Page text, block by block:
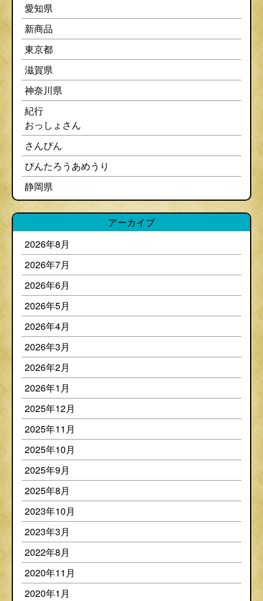
愛知県
新商品
東京都
滋賀県
神奈川県
紀行
おっしょさん
さんぴん
ぴんたろうあめうり
静岡県
アーカイブ
2026年8月
2026年7月
2026年6月
2026年5月
2026年4月
2026年3月
2026年2月
2026年1月
2025年12月
2025年11月
2025年10月
2025年9月
2025年8月
2023年10月
2023年3月
2022年8月
2020年11月
2020年1月